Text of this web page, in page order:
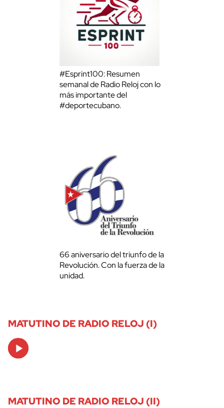
#Esprint100: Resumen
semanal de Radio Reloj con lo
más importante del
#deportecubano.
66 aniversario del triunfo de la
Revolución. Con la fuerza de la
unidad.
MATUTINO DE RADIO RELOJ (I)
Audio
Player
MATUTINO DE RADIO RELOJ (II)